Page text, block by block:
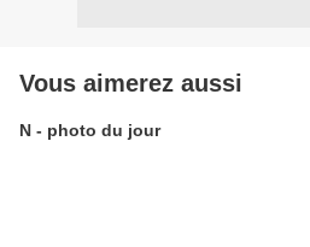
Vous aimerez aussi
N - photo du jour